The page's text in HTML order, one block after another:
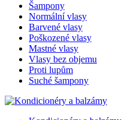
Šampony
Normální vlasy
Barvené vlasy
Poškozené vlasy
Mastné vlasy
Vlasy bez objemu
Proti lupům
Suché šampony